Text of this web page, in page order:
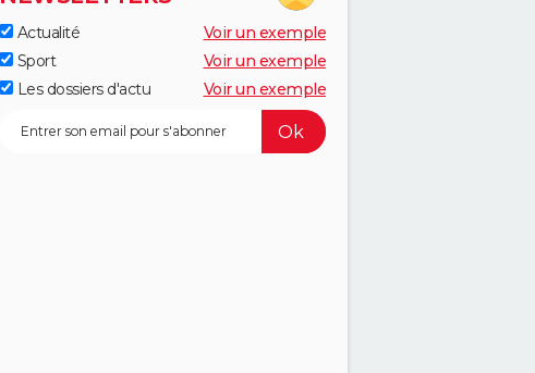
Actualité
Voir un exemple
Sport
Voir un exemple
Les dossiers d'actu
Voir un exemple